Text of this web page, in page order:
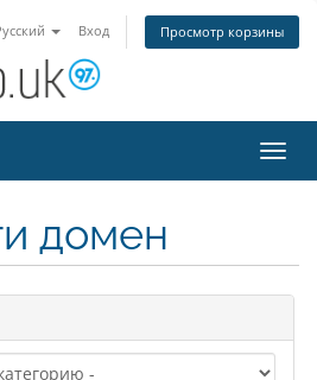
Вход Просмотр корзины
домен